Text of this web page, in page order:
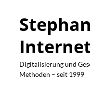
Digitalisierung und
Methoden – seit 1999